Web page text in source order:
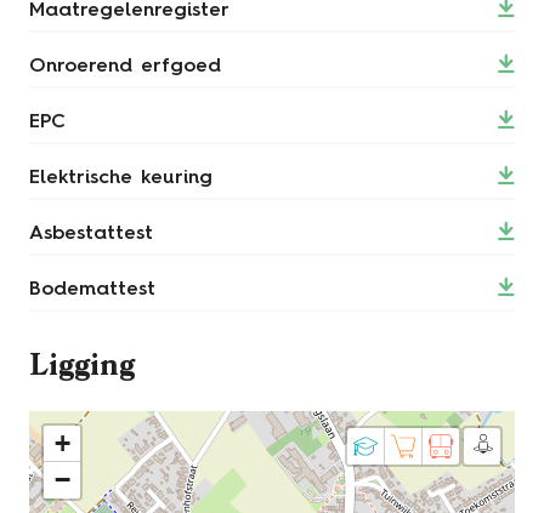
Maatregelenregister
Onroerend erfgoed
EPC
Elektrische keuring
Asbestattest
Bodemattest
Ligging
+
−